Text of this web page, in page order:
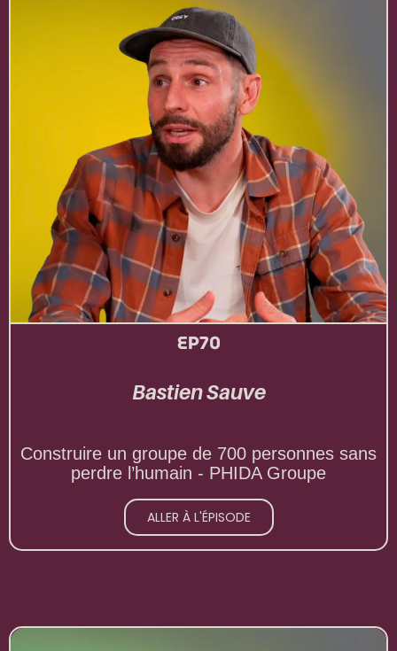
EP70
Bastien Sauve
Construire un groupe de 700 personnes sans
perdre l’humain - PHIDA Groupe
ALLER À L'ÉPISODE